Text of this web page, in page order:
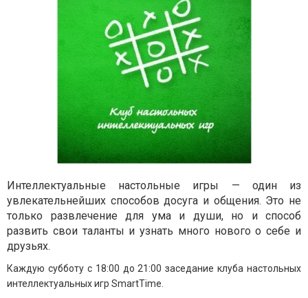
Интеллектуальные настольные игры — один из
увлекательнейших способов досуга и общения. Это не
только развлечение для ума и души, но и способ
развить свои таланты и узнать много нового о себе и
друзьях.
Каждую субботу с 18:00 до 21:00 заседание клуба настольных
интеллектуальных игр SmartTime.